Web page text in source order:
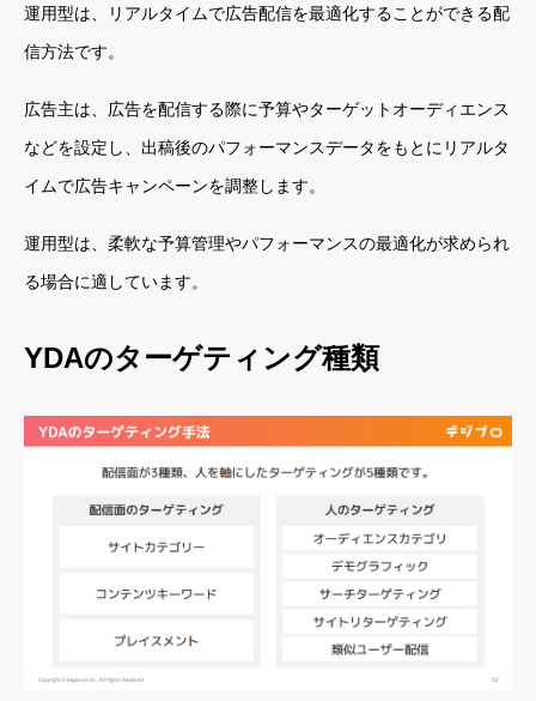
運用型は、リアルタイムで広告配信を最適化することができる配
信方法です。
広告主は、広告を配信する際に予算やターゲットオーディエンス
などを設定し、出稿後のパフォーマンスデータをもとにリアルタ
イムで広告キャンペーンを調整します。
運用型は、柔軟な予算管理やパフォーマンスの最適化が求められ
る場合に適しています。
YDAのターゲティング種類